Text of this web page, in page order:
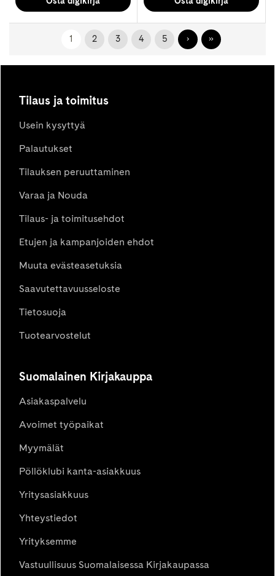
1 2 3 4 5 › »
Tilaus ja toimitus
Usein kysyttyä
Palautukset
Tilauksen peruuttaminen
Varaa ja Nouda
Tilaus- ja toimitusehdot
Etujen ja kampanjoiden ehdot
Muuta evästeasetuksia
Saavutettavuusseloste
Tietosuoja
Tuotearvostelut
Suomalainen Kirjakauppa
Asiakaspalvelu
Avoimet työpaikat
Myymälät
Pöllöklubi kanta-asiakkuus
Yritysasiakkuus
Yhteystiedot
Yrityksemme
Vastuullisuus Suomalaisessa Kirjakaupassa